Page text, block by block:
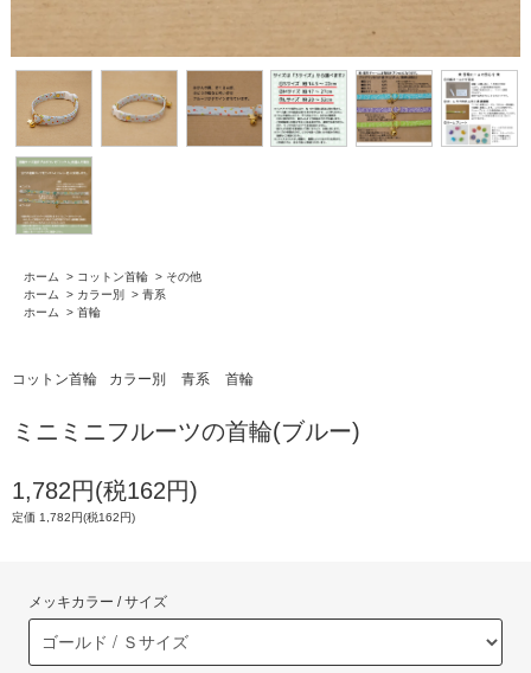
ホーム > コットン首輪 > その他
ホーム
> カラー別 > 青系
ホーム
> 首輪
コットン首輪 カラー別 青系 首輪
ミニミニフルーツの首輪(ブルー)
1,782円(税162円)
定価 1,782円(税162円)
メッキカラー / サイズ